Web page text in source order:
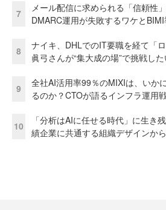
7
メール配信に求められる「信頼性
DMARC運用が失敗するワケと
8
ナイキ、DHLでのIT要職を経て「
眞弓さんが“集大成の場”で挑戦した
9
全社AI活用率99％のMIXIは、いか
るのか？CTOが語るインフラ運用
10
「分析はAIに任せる時代」に生き
績企業に共通する組織デザインか